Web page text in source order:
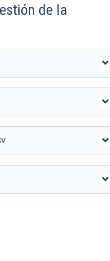
de la